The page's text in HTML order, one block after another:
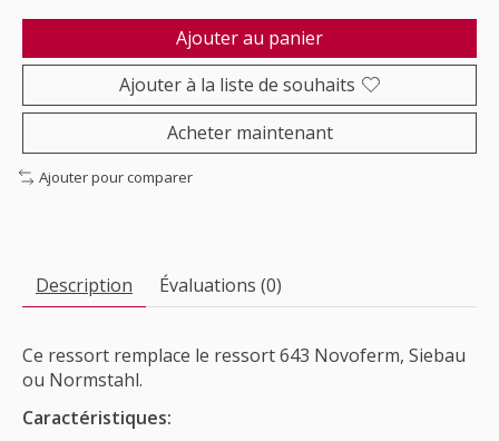
Ajouter au panier
Ajouter à la liste de souhaits
Acheter maintenant
Ajouter pour comparer
Description Évaluations (0)
Ce ressort remplace le ressort 643 Novoferm, Siebau
ou Normstahl.
Caractéristiques: